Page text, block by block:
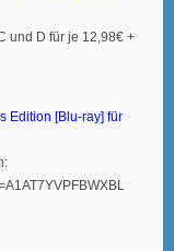
und D für je 12,98€ +
Edition [Blu-ray] für